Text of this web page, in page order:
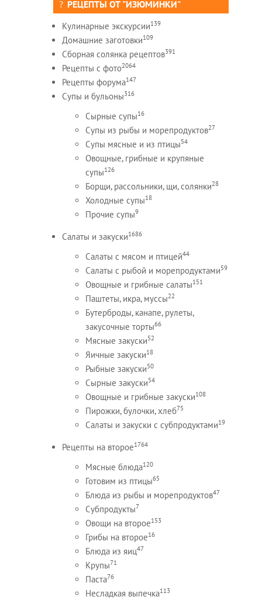
РЕЦЕПТЫ ОТ "ИЗЮМИНКИ"
Кулинарные экскурсии139
Домашние заготовки109
Сборная солянка рецептов391
Рецепты c фото2064
Рецепты форума147
Супы и бульоны316
Сырные супы16
Супы из рыбы и морепродуктов27
Супы мясные и из птицы54
Овощные, грибные и крупяные
супы126
Борщи, рассольники, щи, солянки28
Холодные супы18
Прочие супы9
Салаты и закуски1686
Салаты с мясом и птицей44
Салаты с рыбой и морепродуктами59
Овощные и грибные салаты151
Паштеты, икра, муссы22
Бутерброды, канапе, рулеты,
закусочные торты66
Мясные закуски52
Яичные закуски18
Рыбные закуски50
Сырные закуски54
Овощные и грибные закуски108
Пирожки, булочки, хлеб75
Салаты и закуски с субпродуктами19
Рецепты на второе1764
Мясные блюда120
Готовим из птицы65
Блюда из рыбы и морепродуктов47
Субпродукты7
Овощи на второе153
Грибы на второе16
Блюда из яиц47
Крупы71
Паста76
Несладкая выпечка113